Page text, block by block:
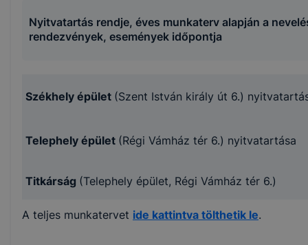
Nyitvatartás rendje, éves munkaterv alapján a
rendezvények, események időpontja
Székhely épület (Szent István király út 6.)
Telephely épület (Régi Vámház tér 6.) nyitvatartása
Titkárság (Telephely épület, Régi Vámház tér 6.)
A teljes munkatervet ide kattintva tölthetik le.